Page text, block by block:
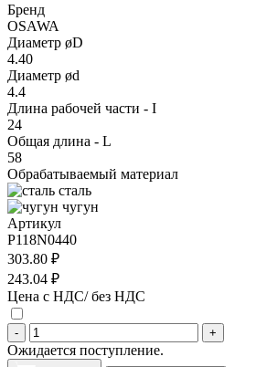
Бренд
OSAWA
Диаметр øD
4.40
Диаметр ød
4.4
Длина рабочей части - I
24
Общая длина - L
58
Обрабатываемый материал
сталь
чугун
Артикул
P118N0440
303.80 ₽
243.04 ₽
Цена с НДС/ без НДС
- +
Ожидается поступление.